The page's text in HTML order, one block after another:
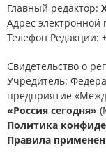
Главный редактор:
Адрес электронной
Телефон Редакции:
Свидетельство о
Учредитель:
предприятие
«Россия сегодня»
Политика
Правила